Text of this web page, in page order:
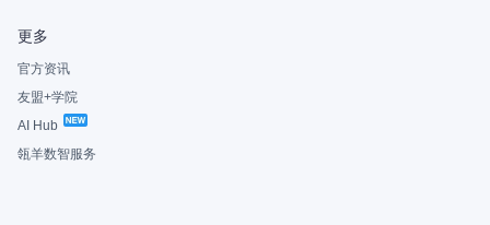
更多
官方资讯
友盟+学院
AI Hub
瓴羊数智服务